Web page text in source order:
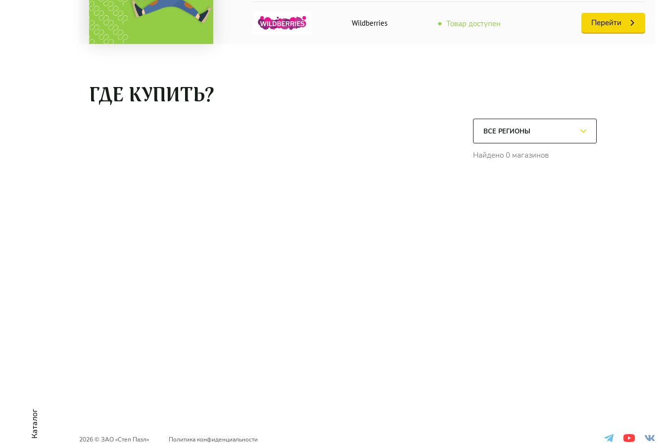
Каталог
Wildberries Товар доступен Перейти
ГДЕ КУПИТЬ?
Найдено 0 магазинов
2026 © ЗАО «Степ Пазл» Политика конфиденциальности